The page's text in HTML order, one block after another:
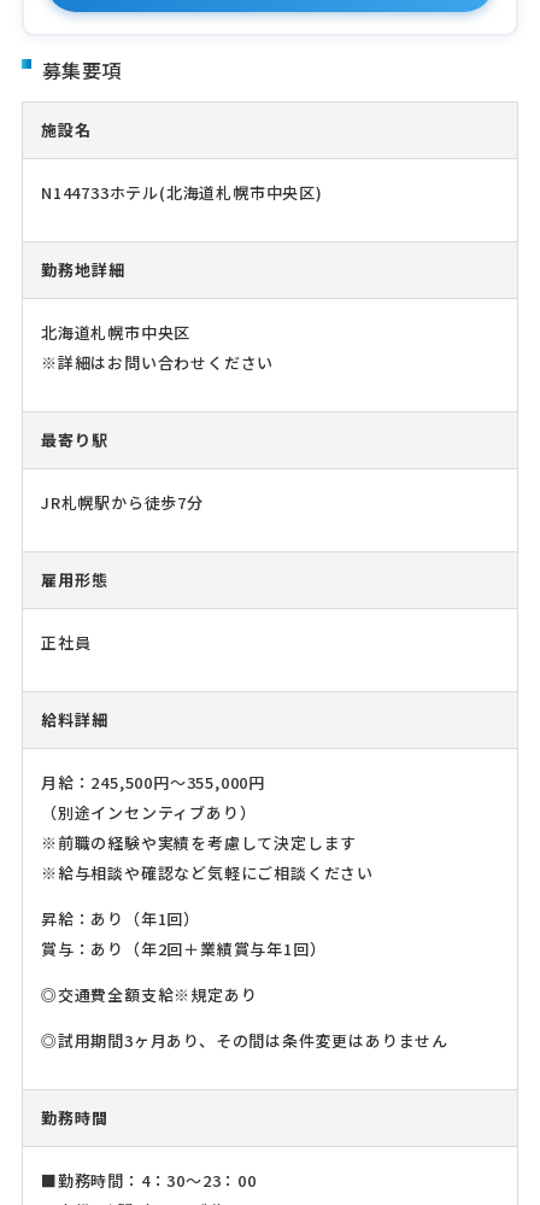
募集要項
施設名
N144733ホテル(北海道札幌市中央区)
勤務地詳細
北海道札幌市中央区
※詳細はお問い合わせください
最寄り駅
JR札幌駅から徒歩7分
雇用形態
正社員
給料詳細
月給：245,500円～355,000円
（別途インセンティブあり）
※前職の経験や実績を考慮して決定します
※給与相談や確認など気軽にご相談ください
昇給：あり（年1回）
賞与：あり（年2回＋業績賞与年1回）
◎交通費全額支給※規定あり
◎試用期間3ヶ月あり、その間は条件変更はありません
勤務時間
■勤務時間：4：30～23：00